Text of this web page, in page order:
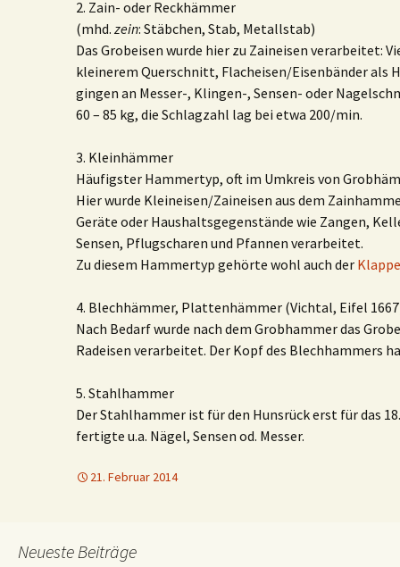
2. Zain- oder Reckhämmer
(mhd. zein: Stäbchen, Stab, Metallstab)
Das Grobeisen wurde hier zu Zaineisen verarbeitet:
kleinerem Querschnitt, Flacheisen/Eisenbänder als
gingen an Messer-, Klingen-, Sensen- oder
60 – 85 kg, die Schlagzahl lag bei etwa 200/min.
3. Kleinhämmer
Häufigster Hammertyp, oft im Umkreis von
Hier wurde Kleineisen/Zaineisen aus dem
Geräte oder Haushaltsgegenstände wie Zangen,
Sensen, Pflugscharen und Pfannen verarbeitet.
Zu diesem Hammertyp gehörte wohl auch der
4. Blechhämmer, Plattenhämmer (Vichtal, Eifel
Nach Bedarf wurde nach dem Grobhammer das
Radeisen verarbeitet. Der Kopf des Blechhammers
5. Stahlhammer
Der Stahlhammer ist für den Hunsrück erst für das
fertigte u.a. Nägel, Sensen od. Messer.
21. Februar 2014
Neueste Beiträge